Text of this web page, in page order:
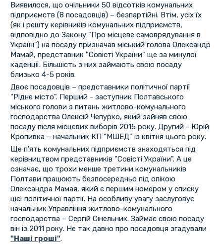
Виявилося, що очільники 50 відсотків комунальних
підприємств (8 посадовців) – безпартійні. Втім, усіх їх
(як і решту керівників комунальних підприємств,
відповідно до Закону "Про місцеве самоврядування в
Україні") на посаду призначав міський голова Олександр
Мамай, представник "Совісті України" ще за минулої
каденції. Більшість з них займають свою посаду
близько 4-5 років.
Двоє посадовців – представники політичної партії
"Рідне місто". Перший - заступник Полтавського
міського голови з питань житлово-комунального
господарства Олексій Чепурко, який зайняв свою
посаду після місцевих виборів 2015 року. Другий - Юрій
Кропивка – начальник КП "МШЕД" із квітня цього року.
Ще п'ять комунальних підприємств знаходяться під
керівництвом представників "Совісті України". А це
означає, що трохи менше третини комунальників
Полтави працюють безпосередньо під опікою
Олександра Мамая, який є першим номером у списку
цієї політичної партії. На особливу увагу заслуговує
начальник Управління житлово-комунального
господарства – Сергій Сінельник. Займає свою посаду
він із 2011 року. Не так давно про посадовця згадували
"Наші гроші".